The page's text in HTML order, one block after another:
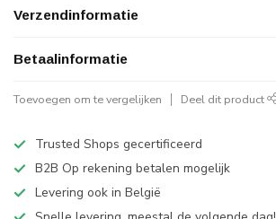
Verzendinformatie
Betaalinformatie
Toevoegen om te vergelijken Deel dit product
Trusted Shops gecertificeerd
B2B Op rekening betalen mogelijk
Levering ook in België